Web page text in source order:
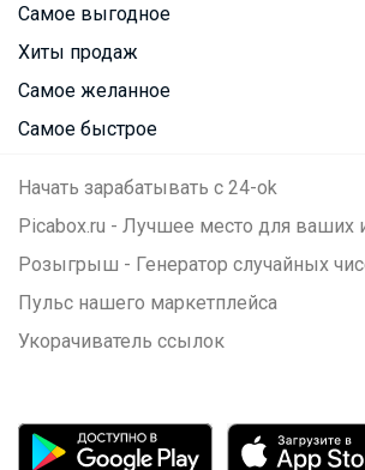
Самое выгодное
Хиты продаж
Самое желанное
Самое быстрое
Начать зарабатывать с 24-ok
Picabox.ru - Лучшее место для ваших
Розыгрыш - Генератор случайных
Пульс нашего маркетплейса
Укорачиватель ссылок